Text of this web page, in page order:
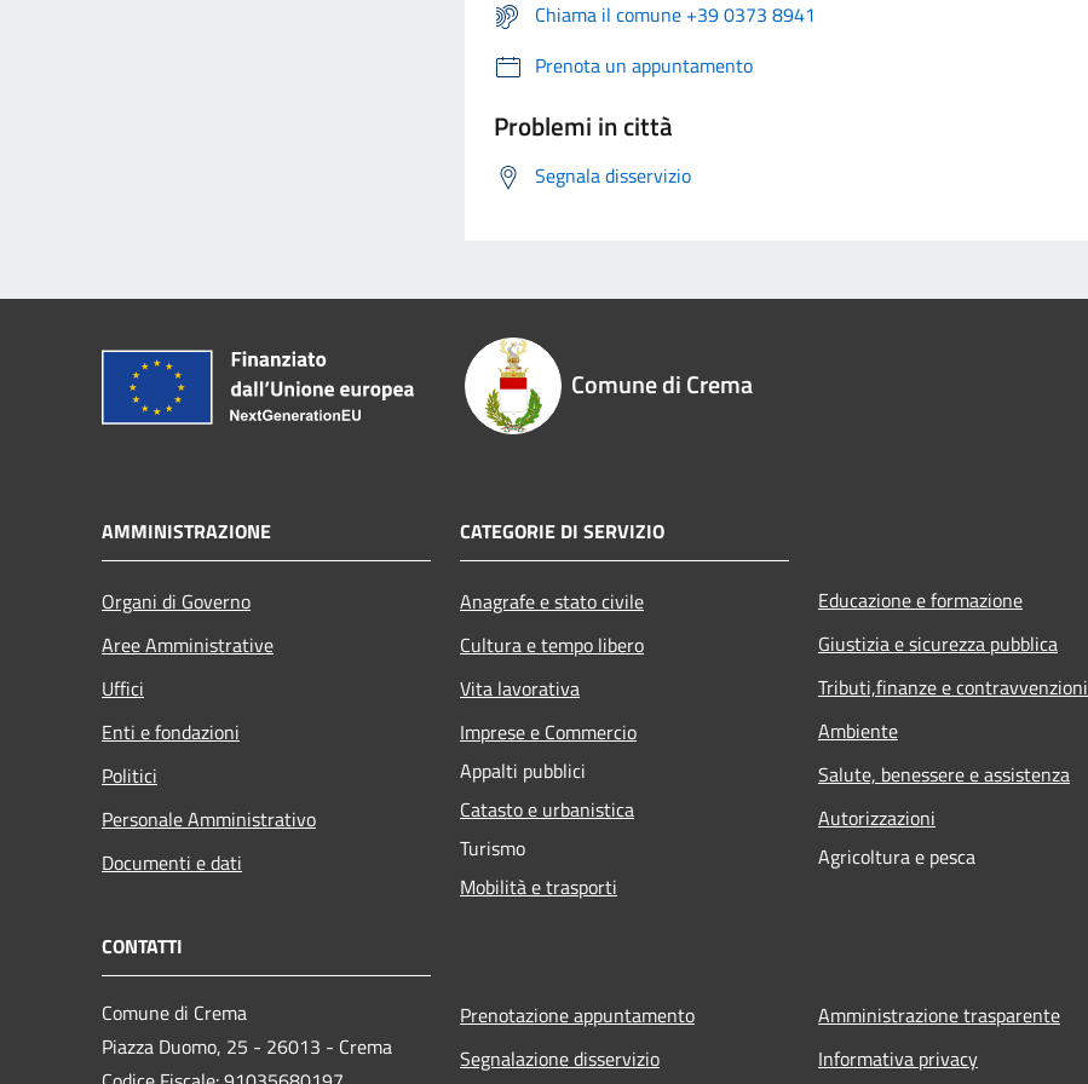
Chiama il comune +39 0373 8941
Prenota un appuntamento
Problemi in città
Segnala disservizio
Comune di Crema
AMMINISTRAZIONE
Organi di Governo
Aree Amministrative
Uffici
Enti e fondazioni
Politici
Personale Amministrativo
Documenti e dati
CATEGORIE DI SERVIZIO
Anagrafe e stato civile
Cultura e tempo libero
Vita lavorativa
Imprese e Commercio
Appalti pubblici
Catasto e urbanistica
Turismo
Mobilità e trasporti
Educazione e formazione
Giustizia e sicurezza pubblica
Tributi,finanze e contravvenzioni
Ambiente
Salute, benessere e assistenza
Autorizzazioni
Agricoltura e pesca
CONTATTI
Comune di Crema
Piazza Duomo, 25 - 26013 - Crema
Prenotazione appuntamento
Segnalazione disservizio
Amministrazione trasparente
Informativa privacy